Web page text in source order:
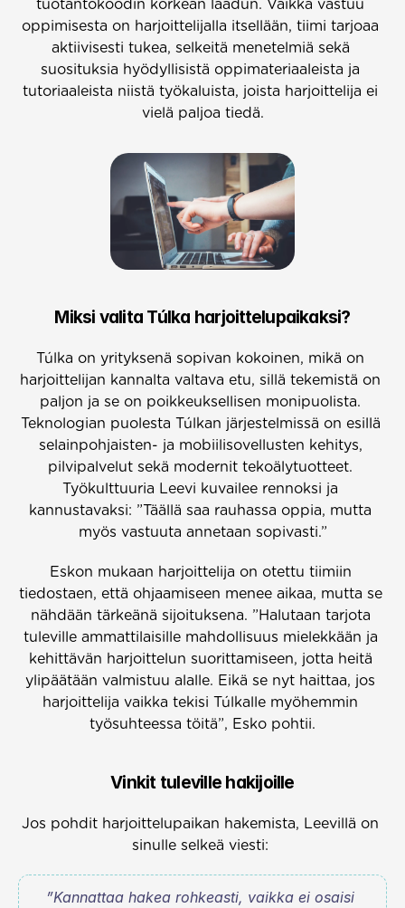
tuotantokoodin korkean laadun. Vaikka vastuu
oppimisesta on harjoittelijalla itsellään, tiimi tarjoaa
aktiivisesti tukea, selkeitä menetelmiä sekä
suosituksia hyödyllisistä oppimateriaaleista ja
tutoriaaleista niistä työkaluista, joista harjoittelija ei
vielä paljoa tiedä.
Miksi valita Túlka harjoittelupaikaksi?
Túlka on yrityksenä sopivan kokoinen, mikä on
harjoittelijan kannalta valtava etu, sillä tekemistä on
paljon ja se on poikkeuksellisen monipuolista.
Teknologian puolesta Túlkan järjestelmissä on esillä
selainpohjaisten- ja mobiilisovellusten kehitys,
pilvipalvelut sekä modernit tekoälytuotteet.
Työkulttuuria Leevi kuvailee rennoksi ja
kannustavaksi: ”Täällä saa rauhassa oppia, mutta
myös vastuuta annetaan sopivasti.”
Eskon mukaan harjoittelija on otettu tiimiin
tiedostaen, että ohjaamiseen menee aikaa, mutta se
nähdään tärkeänä sijoituksena. ”Halutaan tarjota
tuleville ammattilaisille mahdollisuus mielekkään ja
kehittävän harjoittelun suorittamiseen, jotta heitä
ylipäätään valmistuu alalle. Eikä se nyt haittaa, jos
harjoittelija vaikka tekisi Túlkalle myöhemmin
työsuhteessa töitä”, Esko pohtii.
Vinkit tuleville hakijoille
Jos pohdit harjoittelupaikan hakemista, Leevillä on
sinulle selkeä viesti:
”Kannattaa hakea rohkeasti, vaikka ei osaisi